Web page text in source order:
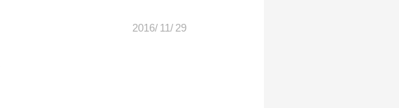
2016/ 11/ 29